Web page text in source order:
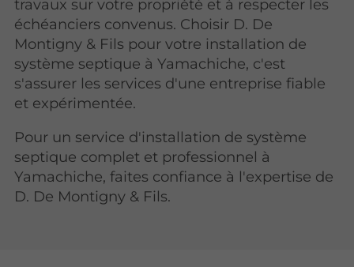
travaux sur votre propriété et à respecter les
échéanciers convenus. Choisir D. De
Montigny & Fils pour votre installation de
système septique à Yamachiche, c'est
s'assurer les services d'une entreprise fiable
et expérimentée.
Pour un service d'installation de système
septique complet et professionnel à
Yamachiche, faites confiance à l'expertise de
D. De Montigny & Fils.